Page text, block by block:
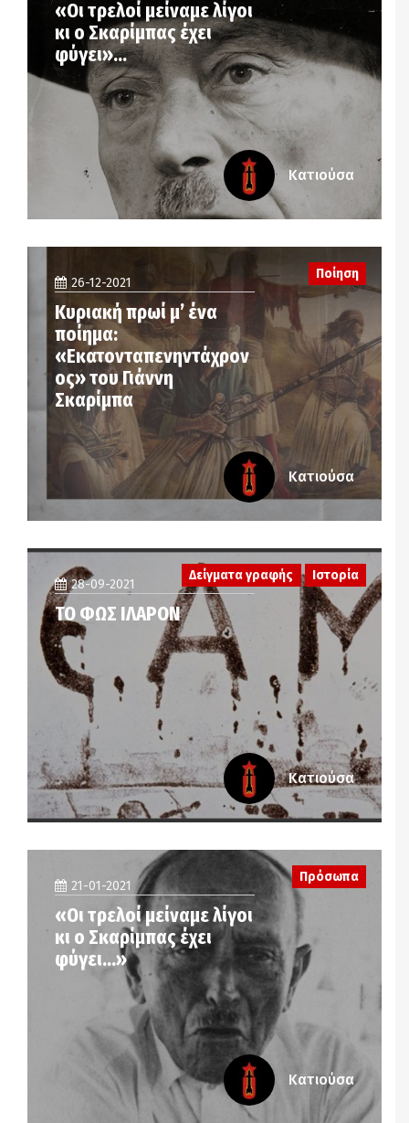
«Οι τρελοί μείναμε λίγοι
κι ο Σκαρίμπας έχει
φύγει»…
Κατιούσα
26-12-2021
Κυριακή πρωί μ’ ένα
ποίημα:
«Εκατονταπενηντάχρον
ος» του Γιάννη
Σκαρίμπα
Ποίηση
Κατιούσα
28-09-2021
ΤΟ ΦΩΣ ΙΛΑΡΟΝ
Δείγματα γραφής Ιστορία
Κατιούσα
21-01-2021
«Οι τρελοί μείναμε λίγοι
κι ο Σκαρίμπας έχει
φύγει…»
Πρόσωπα
Κατιούσα